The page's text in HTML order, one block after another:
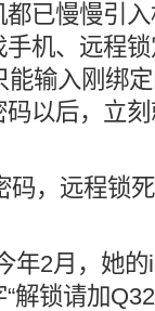
已慢慢引
机、远程
输入刚绑
以后，立
，远程锁
2月，她的
解锁请加